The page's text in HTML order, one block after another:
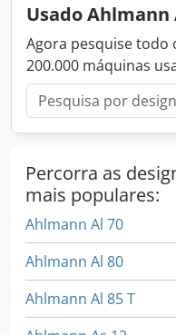
hidráulicos para o 1º
Grammer, Pneus Mitas
com tampa, Luzes de
rádio, engate rápido
de corte soldado e,
paletes Dodpotrna Hsfx
Usado Ahlmann
Agora pesquise todo
200.000 máquinas
Percorra as
mais populares:
Ahlmann Al 70
Ahlmann Al 80
Ahlmann Al 85 T